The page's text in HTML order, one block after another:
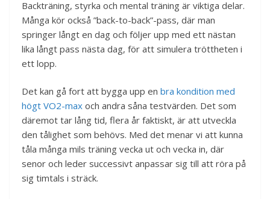
Backträning, styrka och mental träning är viktiga delar.
Många kör också ”back-to-back”-pass, där man
springer långt en dag och följer upp med ett nästan
lika långt pass nästa dag, för att simulera tröttheten i
ett lopp.
Det kan gå fort att bygga upp en bra kondition med
högt VO2-max och andra såna testvärden. Det som
däremot tar lång tid, flera år faktiskt, är att utveckla
den tålighet som behövs. Med det menar vi att kunna
tåla många mils träning vecka ut och vecka in, där
senor och leder successivt anpassar sig till att röra på
sig timtals i sträck.